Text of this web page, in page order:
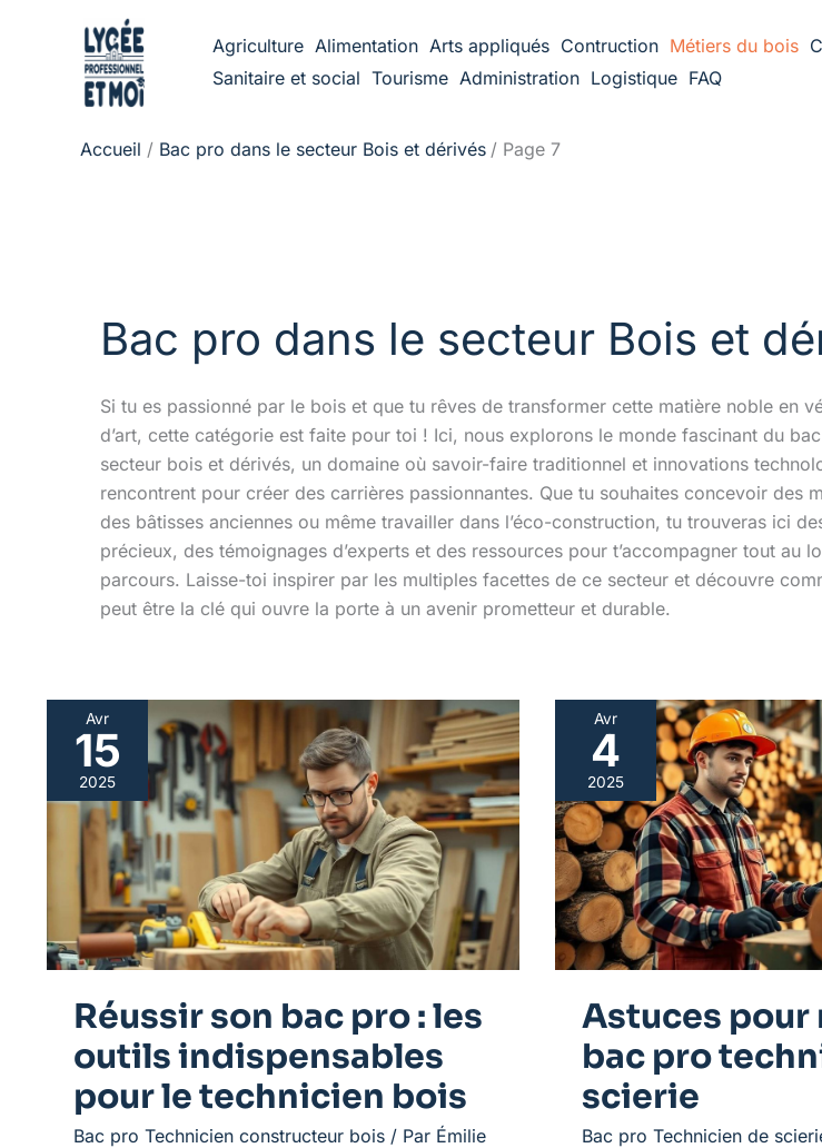
Agriculture Alimentation Arts appliqués Contruction Métiers du bois
Sanitaire et social Tourisme Administration Logistique FAQ
Accueil Bac pro dans le secteur Bois et dérivés Page 7
Bac pro dans le secteur Bois et
Si tu es passionné par le bois et que tu rêves de transformer cette matière noble en
d’art, cette catégorie est faite pour toi ! Ici, nous explorons le monde fascinant du
secteur bois et dérivés, un domaine où savoir-faire traditionnel et innovations
rencontrent pour créer des carrières passionnantes. Que tu souhaites concevoir des
des bâtisses anciennes ou même travailler dans l’éco-construction, tu trouveras ici
précieux, des témoignages d’experts et des ressources pour t’accompagner tout au
parcours. Laisse-toi inspirer par les multiples facettes de ce secteur et découvre
peut être la clé qui ouvre la porte à un avenir prometteur et durable.
Avr
15
2025
Réussir son bac pro : les
outils indispensables
pour le technicien bois
Bac pro Technicien constructeur bois / Par Émilie
Réussir
son
bac
pro
les
outils
indispensables
pour
le
bois
Avr
4
2025
Astuces pour
bac pro
scierie
Bac pro Technicien de
Astuces
pour
réussir
en
bac
pro
technicien
de
scierie